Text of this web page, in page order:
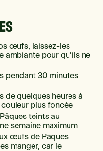
œufs, laissez-les
ambiante pour qu’ils ne
pendant 30 minutes
de quelques heures à
plus foncée
teints au
semaine maximum
œufs de Pâques
manger, car le